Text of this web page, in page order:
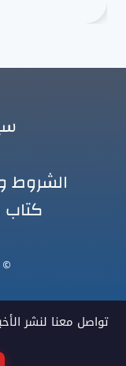
الشروط
كتاب
© 2026 الكويت بوست
تواصل معنا لنشر